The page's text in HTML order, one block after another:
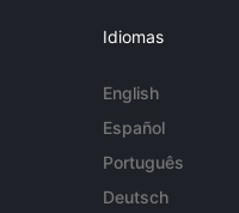
Idiomas
English
Español
Português
Deutsch